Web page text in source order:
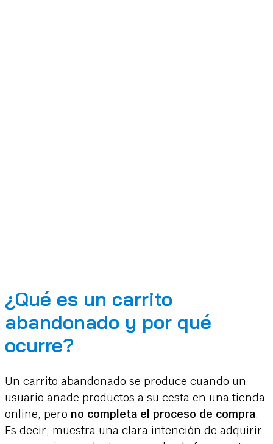
¿Qué es un carrito
abandonado y por qué
ocurre?
Un carrito abandonado se produce cuando un
usuario añade productos a su cesta en una tienda
online, pero no completa el proceso de compra.
Es decir, muestra una clara intención de adquirir